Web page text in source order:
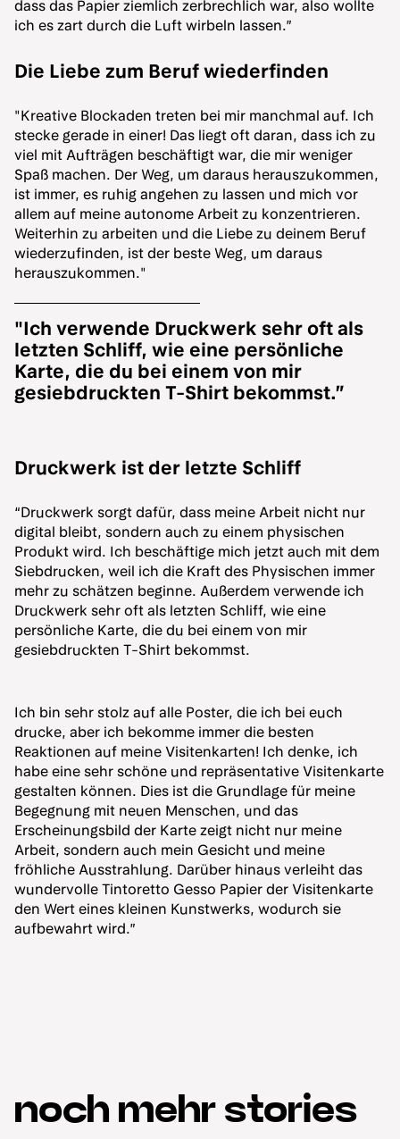
dass das Papier ziemlich zerbrechlich war, also wollte
ich es zart durch die Luft wirbeln lassen.”
Die Liebe zum Beruf wiederfinden
"Kreative Blockaden treten bei mir manchmal auf. Ich
stecke gerade in einer! Das liegt oft daran, dass ich zu
viel mit Aufträgen beschäftigt war, die mir weniger
Spaß machen. Der Weg, um daraus herauszukommen,
ist immer, es ruhig angehen zu lassen und mich vor
allem auf meine autonome Arbeit zu konzentrieren.
Weiterhin zu arbeiten und die Liebe zu deinem Beruf
wiederzufinden, ist der beste Weg, um daraus
herauszukommen."
"Ich verwende Druckwerk sehr oft als
letzten Schliff, wie eine persönliche
Karte, die du bei einem von mir
gesiebdruckten T-Shirt bekommst.”
Druckwerk ist der letzte Schliff
“Druckwerk sorgt dafür, dass meine Arbeit nicht nur
digital bleibt, sondern auch zu einem physischen
Produkt wird. Ich beschäftige mich jetzt auch mit dem
Siebdrucken, weil ich die Kraft des Physischen immer
mehr zu schätzen beginne. Außerdem verwende ich
Druckwerk sehr oft als letzten Schliff, wie eine
persönliche Karte, die du bei einem von mir
gesiebdruckten T-Shirt bekommst.
Ich bin sehr stolz auf alle Poster, die ich bei euch
drucke, aber ich bekomme immer die besten
Reaktionen auf meine Visitenkarten! Ich denke, ich
habe eine sehr schöne und repräsentative Visitenkarte
gestalten können. Dies ist die Grundlage für meine
Begegnung mit neuen Menschen, und das
Erscheinungsbild der Karte zeigt nicht nur meine
Arbeit, sondern auch mein Gesicht und meine
fröhliche Ausstrahlung. Darüber hinaus verleiht das
wundervolle Tintoretto Gesso Papier der Visitenkarte
den Wert eines kleinen Kunstwerks, wodurch sie
aufbewahrt wird.”
noch mehr stories